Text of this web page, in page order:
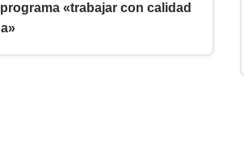
«trabajar con calidad